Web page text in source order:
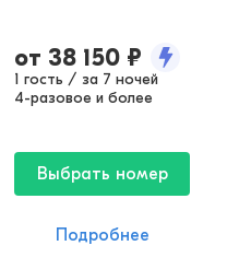
от 38 150 ₽
1 гость / за 7 ночей
4-разовое и более
Выбрать номер
Подробнее